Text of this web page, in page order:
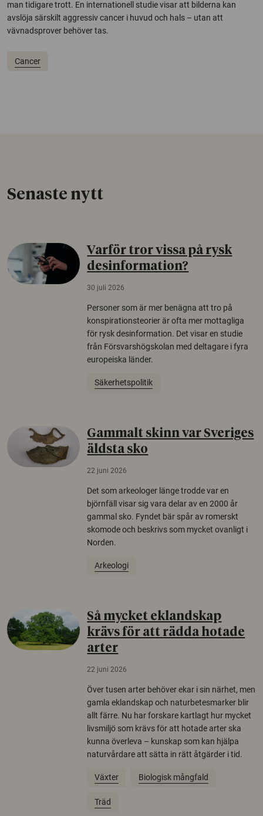
man tidigare trott. En internationell studie visar att bilderna kan
avslöja särskilt aggressiv cancer i huvud och hals – utan att
vävnadsprover behöver tas.
Cancer
Senaste nytt
Varför tror vissa på rysk
desinformation?
30 juli 2026
Personer som är mer benägna att tro på
konspirationsteorier är ofta mer mottagliga
för rysk desinformation. Det visar en studie
från Försvarshögskolan med deltagare i fyra
europeiska länder.
Säkerhetspolitik
Gammalt skinn var Sveriges
äldsta sko
22 juni 2026
Det som arkeologer länge trodde var en
björnfäll visar sig vara delar av en 2000 år
gammal sko. Fyndet bär spår av romerskt
skomode och beskrivs som mycket ovanligt i
Norden.
Arkeologi
Så mycket eklandskap
krävs för att rädda hotade
arter
22 juni 2026
Över tusen arter behöver ekar i sin närhet, men
gamla eklandskap och naturbetesmarker blir
allt färre. Nu har forskare kartlagt hur mycket
livsmiljö som krävs för att hotade arter ska
kunna överleva – kunskap som kan hjälpa
naturvårdare att sätta in rätt åtgärder i tid.
Växter Biologisk mångfald
Träd